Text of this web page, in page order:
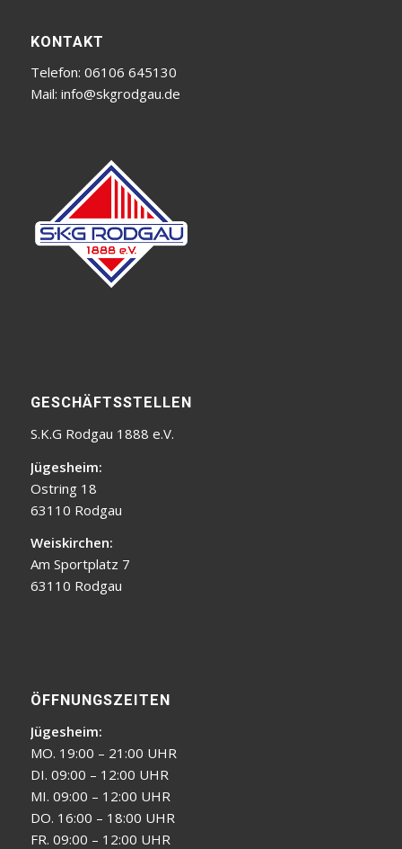
KONTAKT
Telefon: 06106 645130
Mail: info@skgrodgau.de
GESCHÄFTSSTELLEN
S.K.G Rodgau 1888 e.V.
Jügesheim:
Ostring 18
63110 Rodgau
Weiskirchen:
Am Sportplatz 7
63110 Rodgau
ÖFFNUNGSZEITEN
Jügesheim:
MO. 19:00 – 21:00 UHR
DI. 09:00 – 12:00 UHR
MI. 09:00 – 12:00 UHR
DO. 16:00 – 18:00 UHR
FR. 09:00 – 12:00 UHR